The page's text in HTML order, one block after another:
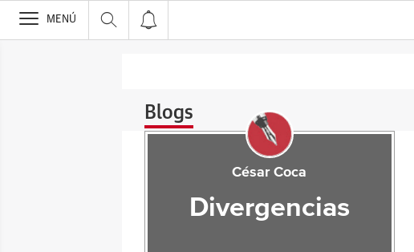
>
MENÚ
Blogs
César Coca
Divergencias